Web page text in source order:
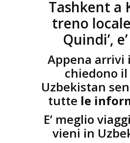
Tashkent a
treno
Quindi’,
Appena arrivi
chiedono
Uzbekistan
tutte le
E’ meglio
vieni in